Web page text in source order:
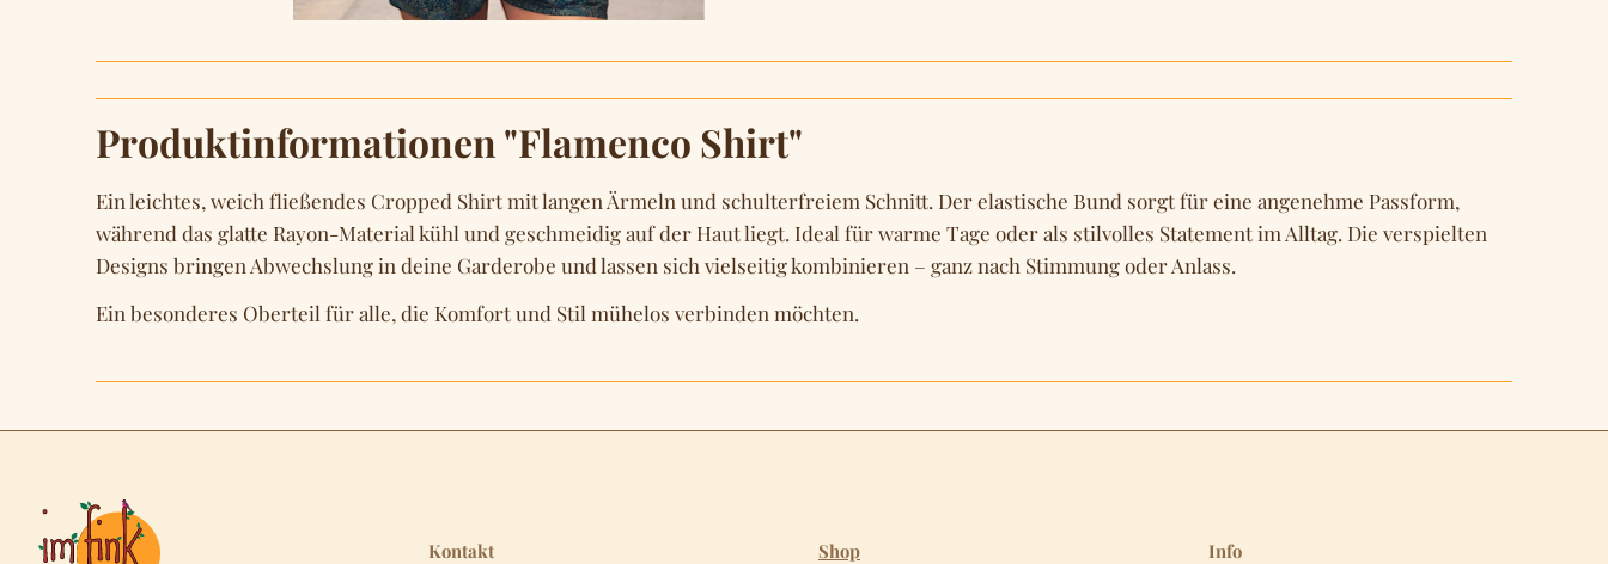
Produktinformationen "Flamenco Shirt"
Ein leichtes, weich fließendes Cropped Shirt mit langen Ärmeln und schulterfreiem Schnitt. Der elastische Bund sorgt für eine angenehme Passform,
während das glatte Rayon-Material kühl und geschmeidig auf der Haut liegt. Ideal für warme Tage oder als stilvolles Statement im Alltag. Die verspielten
Designs bringen Abwechslung in deine Garderobe und lassen sich vielseitig kombinieren – ganz nach Stimmung oder Anlass.
Ein besonderes Oberteil für alle, die Komfort und Stil mühelos verbinden möchten.
Kontakt Shop Info